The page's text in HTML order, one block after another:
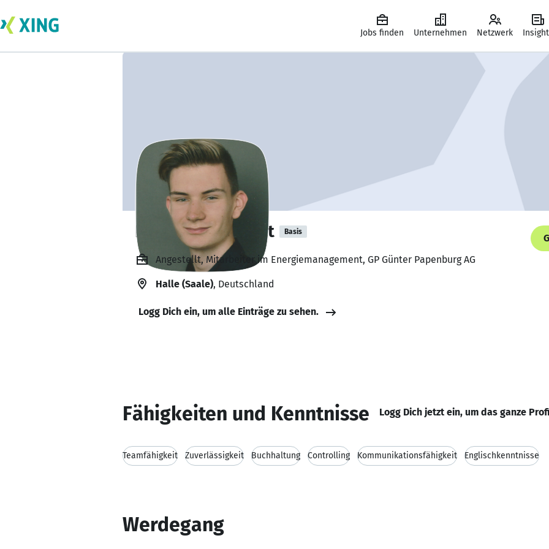
Jobs finden Unternehmen Netzwerk
Friedrich Stöckert Basis
Angestellt, Mitarbeiter im Energiemanagement, GP Günter Papenburg AG
Halle (Saale), Deutschland
Logg Dich ein, um alle Einträge zu sehen.
Fähigkeiten und Kenntnisse Logg Dich jetzt ein, um das ganze
Teamfähigkeit Zuverlässigkeit Buchhaltung Controlling Kommunikationsfähigkeit Englischkenntnisse
Werdegang